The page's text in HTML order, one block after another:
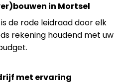
in Mortsel
is de rode leidraad door elk
rekening houdend met uw
met ervaring